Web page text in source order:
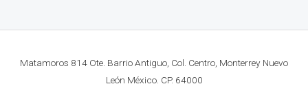
Matamoros 814 Ote. Barrio Antiguo, Col. Centro, Monterrey Nuevo
León México. CP. 64000